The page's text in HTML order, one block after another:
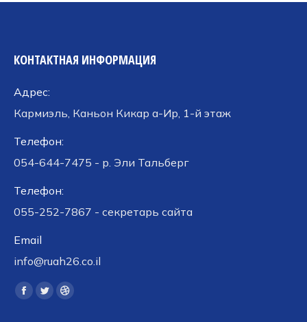
КОНТАКТНАЯ ИНФОРМАЦИЯ
Адрес:
Кармиэль, Каньон Кикар а-Ир, 1-й этаж
Телефон:
054-644-7475 - р. Эли Тальберг
Телефон:
055-252-7867 - секретарь сайта
Email
info@ruah26.co.il
Ищите нас:
Страница
Страница
Страница